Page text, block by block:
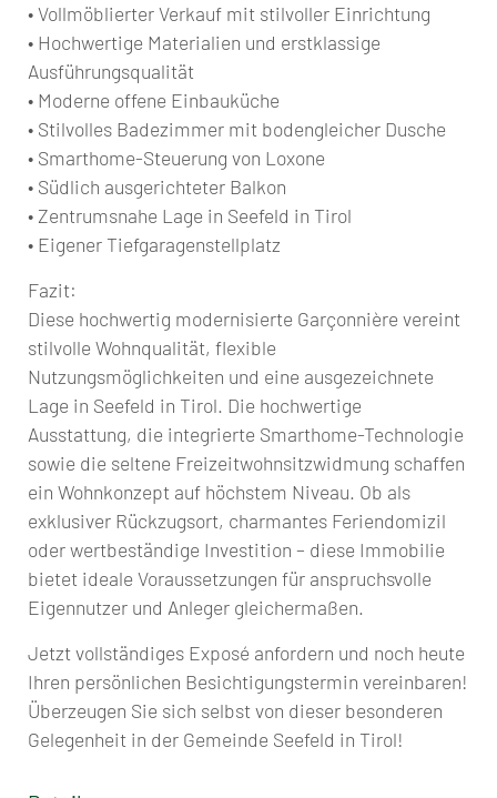
• Vollmöblierter Verkauf mit stilvoller Einrichtung
• Hochwertige Materialien und erstklassige
Ausführungsqualität
• Moderne offene Einbauküche
• Stilvolles Badezimmer mit bodengleicher Dusche
• Smarthome-Steuerung von Loxone
• Südlich ausgerichteter Balkon
• Zentrumsnahe Lage in Seefeld in Tirol
• Eigener Tiefgaragenstellplatz
Fazit:
Diese hochwertig modernisierte Garçonnière vereint
stilvolle Wohnqualität, flexible
Nutzungsmöglichkeiten und eine ausgezeichnete
Lage in Seefeld in Tirol. Die hochwertige
Ausstattung, die integrierte Smarthome-Technologie
sowie die seltene Freizeitwohnsitzwidmung schaffen
ein Wohnkonzept auf höchstem Niveau. Ob als
exklusiver Rückzugsort, charmantes Feriendomizil
oder wertbeständige Investition – diese Immobilie
bietet ideale Voraussetzungen für anspruchsvolle
Eigennutzer und Anleger gleichermaßen.
Jetzt vollständiges Exposé anfordern und noch heute
Ihren persönlichen Besichtigungstermin vereinbaren!
Überzeugen Sie sich selbst von dieser besonderen
Gelegenheit in der Gemeinde Seefeld in Tirol!